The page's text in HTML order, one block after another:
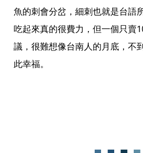
魚的刺會分岔，細刺也就是台語
吃起來真的很費力，但一個只賣
議，很難想像台南人的月底，不
此幸福。